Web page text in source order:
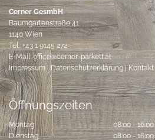
Cerner GesmbH
Baumgartenstraße 41
1140 Wien
Tel.:+43 1 9145 272
E-Mail:office@cerner-parkett.at
Impressum|Datenschutzerklärung|Kontakt
Öffnungszeiten
Montag
08:00 - 16:00
Dienstag
08:00 - 16:00